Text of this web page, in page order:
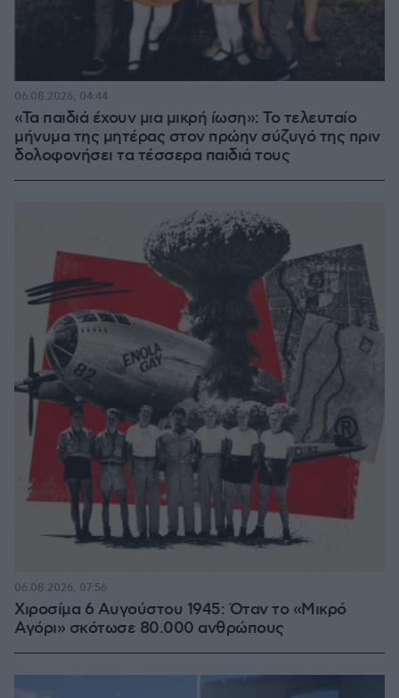
«Τα παιδιά έχουν μια μικρή ίωση»: Το τελευταίο
μήνυμα της μητέρας στον πρώην σύζυγό της πριν
δολοφονήσει τα τέσσερα παιδιά τους
06.08.2026, 04:44
Χιροσίμα 6 Αυγούστου 1945: Όταν το «Μικρό
Αγόρι» σκότωσε 80.000 ανθρώπους
06.08.2026, 07:56